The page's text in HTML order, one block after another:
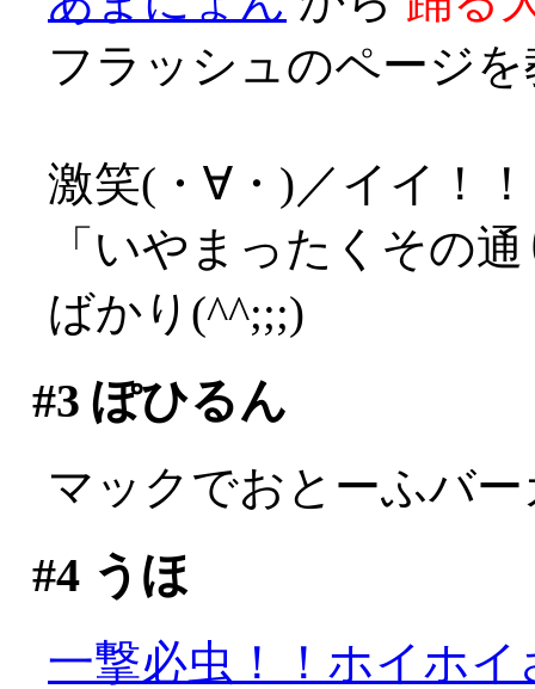
フラッシュのページ
激笑(・∀・)／イイ！！
「いやまったくその
ばかり(^^;;;)
#3 ぽひるん
マックでおとーふバ
#4うほ
一撃必虫！！ホイホイ